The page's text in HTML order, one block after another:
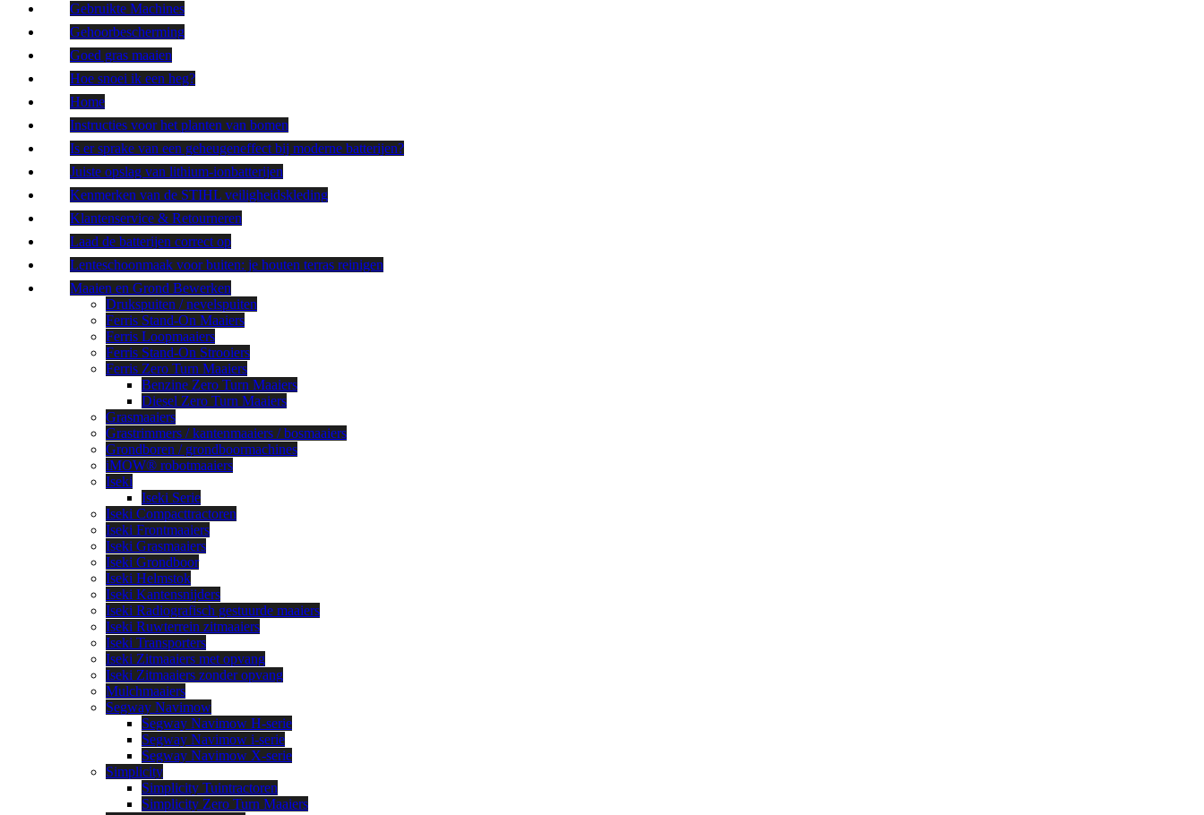
Gebruikte Machines
Gehoorbescherming
Goed gras maaien
Hoe snoei ik een heg?
Home
Instructies voor het planten van bomen
Is er sprake van een geheugeneffect bij moderne batterijen?
Juiste opslag van lithium-ionbatterijen
Kenmerken van de STIHL veiligheidskleding
Klantenservice & Retourneren
Laad de batterijen correct op
Lenteschoonmaak voor buiten: je houten terras reinigen
Maaien en Grond Bewerken
Drukspuiten / nevelspuiten
Ferris Stand-On Maaiers
Ferris Loopmaaiers
Ferris Stand-On Strooiers
Ferris Zero Turn Maaiers
Benzine Zero Turn Maaiers
Diesel Zero Turn Maaiers
Grasmaaiers
Grastrimmers / kantenmaaiers / bosmaaiers
Grondboren / grondboormachines
iMOW® robotmaaiers
Iseki
Iseki Serie
Iseki Compacttractoren
Iseki Frontmaaiers
Iseki Grasmaaiers
Iseki Grondboor
Iseki Helmstok
Iseki Kantensnijders
Iseki Radiografisch gestuurde maaiers
Iseki Ruwterrein zitmaaiers
Iseki Transporters
Iseki Zitmaaiers met opvang
Iseki Zitmaaiers zonder opvang
Mulchmaaiers
Segway Navimow
Segway Navimow H-serie
Segway Navimow i-serie
Segway Navimow X-serie
Simplicity
Simplicity Tuintractoren
Simplicity Zero Turn Maaiers